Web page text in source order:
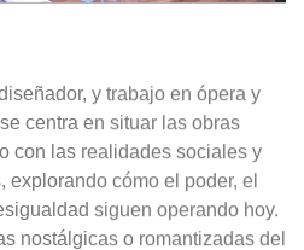
y trabajo en ópera y
centra en situar las obras
con las realidades sociales y
explorando cómo el poder, el
siguen operando hoy.
nostálgicas o romantizadas del